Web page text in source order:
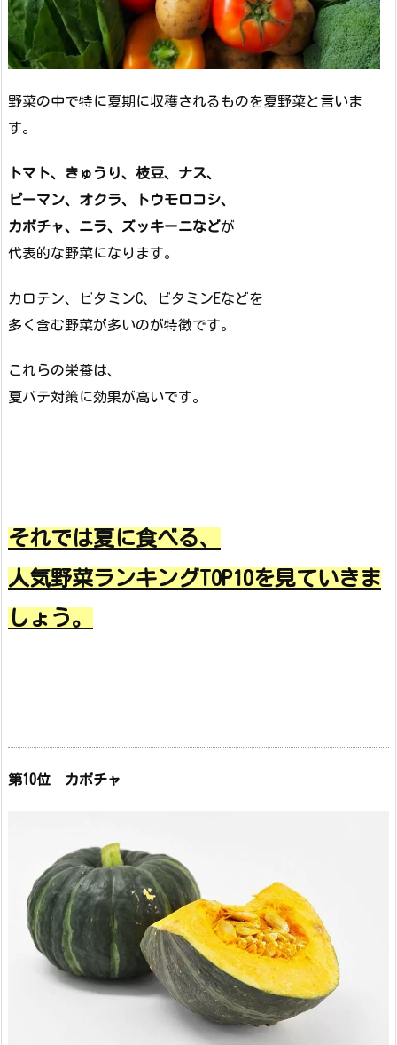
野菜の中で特に夏期に収穫されるものを夏野菜と言いま
す。
トマト、きゅうり、枝豆、ナス、
ピーマン、オクラ、トウモロコシ、
カボチャ、ニラ、ズッキーニなどが
代表的な野菜になります。
カロテン、ビタミンC、ビタミンEなどを
多く含む野菜が多いのが特徴です。
これらの栄養は、
夏バテ対策に効果が高いです。
それでは夏に食べる、
人気野菜ランキングTOP10を見ていきま
しょう。
第10位 カボチャ